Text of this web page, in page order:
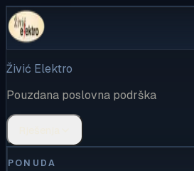
Živić Elektro
Pouzdana poslovna podrška
PONUDA